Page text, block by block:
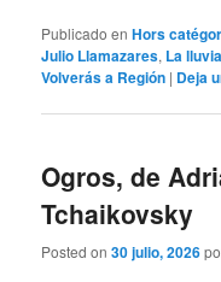
Publicado en Hors
Julio Llamazares, La
Volverás a Región | Deja
Ogros, de
Tchaikovsky
Posted on30 julio, 2026